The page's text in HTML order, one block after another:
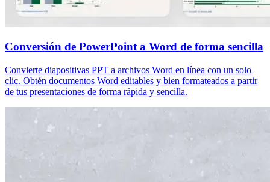
Conversión de PowerPoint a Word de forma sencilla
Convierte diapositivas PPT a archivos Word en línea con un solo
clic. Obtén documentos Word editables y bien formateados a partir
de tus presentaciones de forma rápida y sencilla.